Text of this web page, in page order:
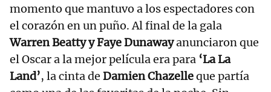
momento que mantuvo a los espectadores con
el corazón en un puño. Al final de la gala
Warren Beatty y Faye Dunawayanunciaron que
el Oscar a la mejor película era para ‘La La
Land’, la cinta de Damien Chazelleque partía